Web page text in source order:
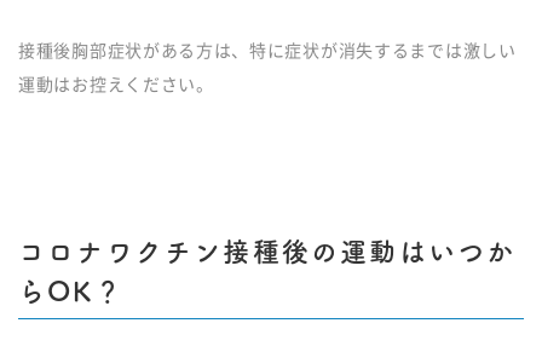
接種後胸部症状がある方は、特に症状が消失するまでは激しい
運動はお控えください。
コロナワクチン接種後の運動はいつか
らOK？